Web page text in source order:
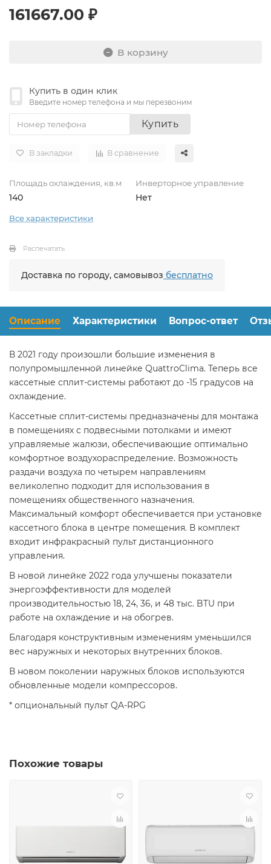
161667.00 ₽
В корзину
Купить в один клик
Введите номер телефона и мы перезвоним
Купить
В закладки В сравнение
Площадь охлаждения, кв.м
140
Инверторное управление
Нет
Все характеристики
Распечатать
Доставка по городу, самовывоз бесплатно
Описание Характеристики Вопрос-ответ
В 2021 году произошли большие изменения в
полупромышленной линейке QuattroClima. Теперь все
кассетные сплит-системы работают до -15 градусов на
охлаждение.
Кассетные сплит-системы предназначены для монтажа
в помещениях с подвесными потолками и имеют
управляемые жалюзи, обеспечивающие оптимально
комфортное воздухораспределение. Возможность
раздачи воздуха по четырем направлениям
великолепно подходит для использования в
помещениях общественного назначения.
Максимальный комфорт обеспечивается при установке
кассетного блока в центре помещения. В комплект
входит инфракрасный пульт дистанционного
управления.
В новой линейке 2022 года улучшены показатели
энергоэффективности для моделей
производительностью 18, 24, 36, и 48 тыс. BTU при
работе на охлаждение и на обогрев.
Благодаря конструктивным изменениям уменьшился
вес наружных и некоторых внутренних блоков.
В новом поколении наружных блоков используются
обновленные модели компрессоров.
* опциональный пульт QA-RPG
Похожие товары